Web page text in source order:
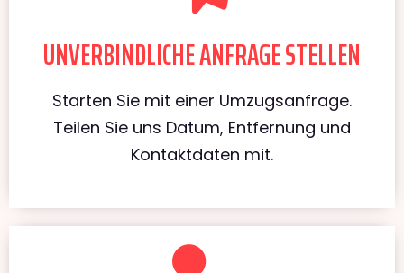
UNVERBINDLICHE ANFRAGE STELLEN
Starten Sie mit einer Umzugsanfrage.
Teilen Sie uns Datum, Entfernung und
Kontaktdaten mit.